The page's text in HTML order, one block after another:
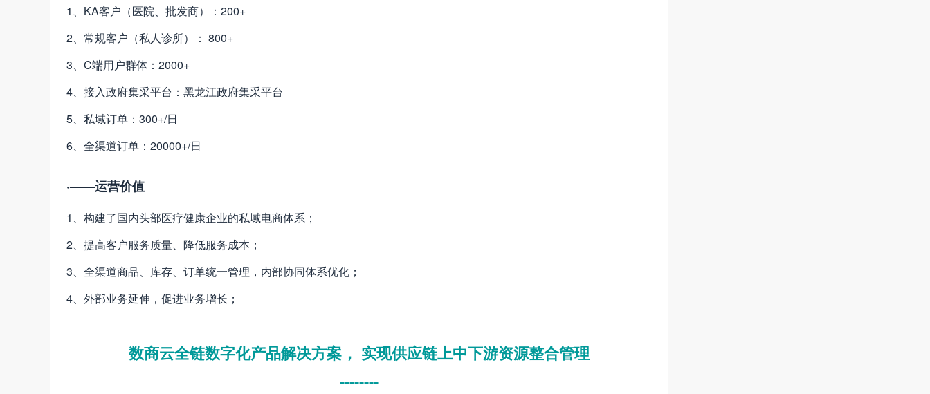
1、KA客户（医院、批发商）：200+
2、常规客户（私人诊所）： 800+
3、C端用户群体：2000+
4、接入政府集采平台：黑龙江政府集采平台
5、私域订单：300+/日
6、全渠道订单：20000+/日
·——运营价值
1、构建了国内头部医疗健康企业的私域电商体系；
2、提高客户服务质量、降低服务成本；
3、全渠道商品、库存、订单统一管理，内部协同体系优化；
4、外部业务延伸，促进业务增长；
数商云全链数字化产品解决方案， 实现供应链上中下游资源整合管理
--------